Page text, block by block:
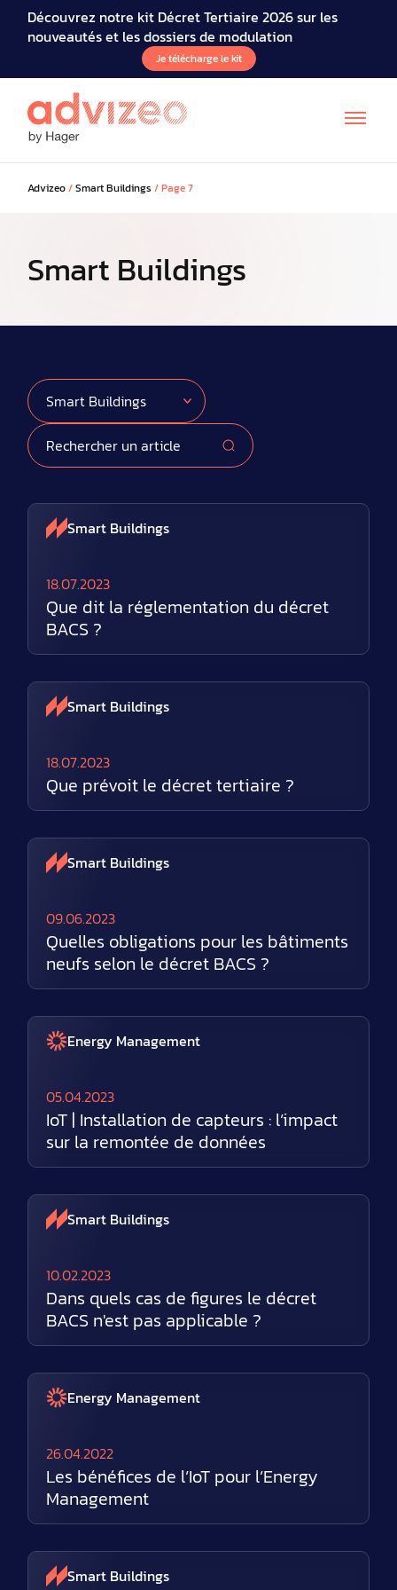
Découvrez notre kit Décret Tertiaire 2026 sur les
nouveautés et les dossiers de modulation
Je télécharge le kit
Advizeo/Smart Buildings /Page 7
Smart Buildings
Smart Buildings
18.07.2023
Que dit la réglementation du décret
BACS ?
Smart Buildings
18.07.2023
Que prévoit le décret tertiaire ?
Smart Buildings
09.06.2023
Quelles obligations pour les bâtiments
neufs selon le décret BACS ?
Energy Management
05.04.2023
IoT | Installation de capteurs : l’impact
sur la remontée de données
Smart Buildings
10.02.2023
Dans quels cas de figures le décret
BACS n'est pas applicable ?
Energy Management
26.04.2022
Les bénéfices de l’IoT pour l’Energy
Management
Smart Buildings